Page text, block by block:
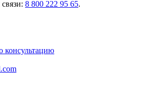
8 800 222 95 65.
консультацию